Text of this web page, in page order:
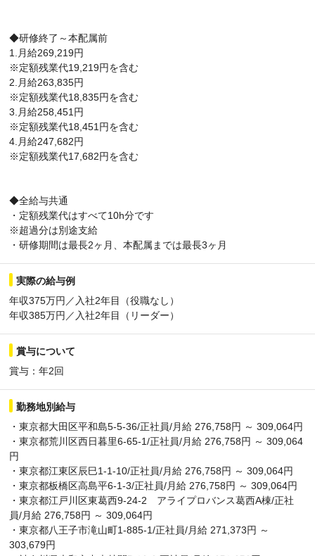
◆研修終了～本配属前
1.月給269,219円
※定額残業代19,219円を含む
2.月給263,835円
※定額残業代18,835円を含む
3.月給258,451円
※定額残業代18,451円を含む
4.月給247,682円
※定額残業代17,682円を含む
◆全給与共通
・定額残業代はすべて10h分です
※超過分は別途支給
・研修期間は最長2ヶ月、本配属までは最長3ヶ月
実際の給与例
年収375万円／入社2年目（役職なし）
年収385万円／入社2年目（リーダー）
賞与について
賞与：年2回
勤務地別給与
・東京都大田区平和島5-5-36/正社員/月給 276,758円 ～ 309,064円
・東京都荒川区西日暮里6-65-1/正社員/月給 276,758円 ～ 309,064
円
・東京都江東区辰巳1-1-10/正社員/月給 276,758円 ～ 309,064円
・東京都板橋区高島平6-1-3/正社員/月給 276,758円 ～ 309,064円
・東京都江戸川区東葛西9-24-2 アライプロバンス葛西A棟/正社
員/月給 276,758円 ～ 309,064円
・東京都八王子市滝山町1-885-1/正社員/月給 271,373円 ～
303,679円